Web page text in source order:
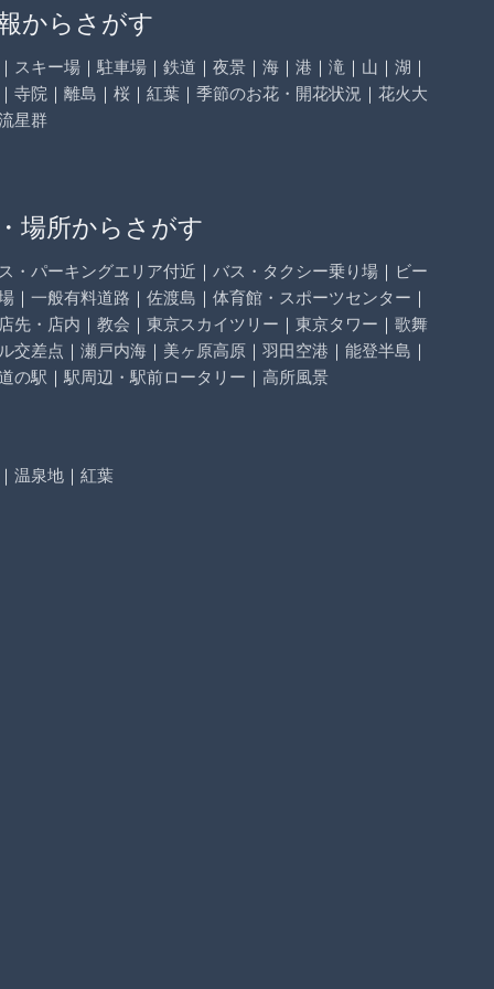
からさがす
｜ スキー場 ｜ 駐車場 ｜ 鉄道 ｜ 夜景 ｜ 海 ｜ 港 ｜ 滝 ｜ 山 ｜ 湖 ｜
｜ 寺院 ｜ 離島 ｜ 桜 ｜ 紅葉 ｜ 季節のお花・開花状況 ｜ 花火大
星群
場所からさがす
・パーキングエリア付近 ｜ バス・タクシー乗り場 ｜ ビー
｜ 一般有料道路 ｜ 佐渡島 ｜ 体育館・スポーツセンター ｜
店先・店内 ｜ 教会 ｜ 東京スカイツリー ｜ 東京タワー ｜ 歌舞
交差点 ｜ 瀬戸内海 ｜ 美ヶ原高原 ｜ 羽田空港 ｜ 能登半島 ｜
の駅 ｜ 駅周辺・駅前ロータリー ｜ 高所風景
｜ 温泉地 ｜ 紅葉